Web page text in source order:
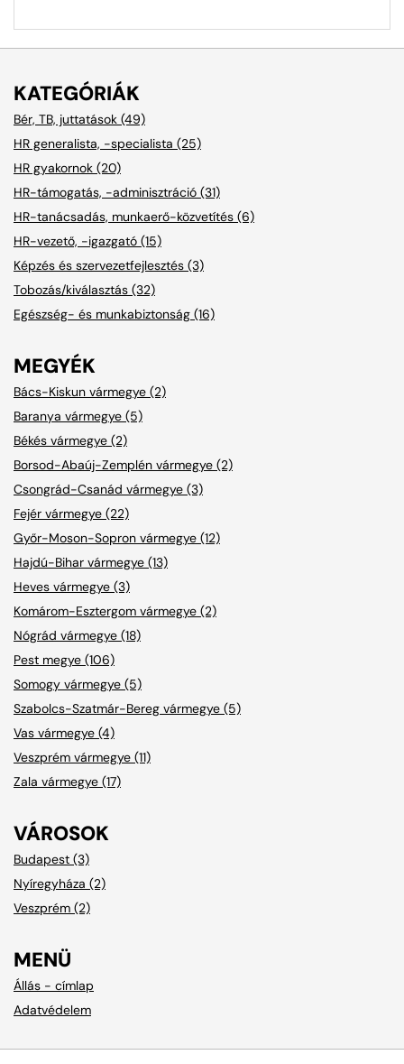
KATEGÓRIÁK
Bér, TB, juttatások (49)
HR generalista, -specialista (25)
HR gyakornok (20)
HR-támogatás, -adminisztráció (31)
HR-tanácsadás, munkaerő-közvetítés (6)
HR-vezető, -igazgató (15)
Képzés és szervezetfejlesztés (3)
Tobozás/kiválasztás (32)
Egészség- és munkabiztonság (16)
MEGYÉK
Bács-Kiskun vármegye (2)
Baranya vármegye (5)
Békés vármegye (2)
Borsod-Abaúj-Zemplén vármegye (2)
Csongrád-Csanád vármegye (3)
Fejér vármegye (22)
Győr-Moson-Sopron vármegye (12)
Hajdú-Bihar vármegye (13)
Heves vármegye (3)
Komárom-Esztergom vármegye (2)
Nógrád vármegye (18)
Pest megye (106)
Somogy vármegye (5)
Szabolcs-Szatmár-Bereg vármegye (5)
Vas vármegye (4)
Veszprém vármegye (11)
Zala vármegye (17)
VÁROSOK
Budapest (3)
Nyíregyháza (2)
Veszprém (2)
MENÜ
Állás - címlap
Adatvédelem